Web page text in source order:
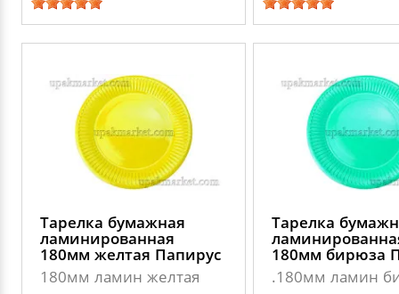
Тарелка бумажная
ламинированная
180мм желтая Папирус
180мм ламин желтая
Тарелка
180мм бирюза
.180мм ламин